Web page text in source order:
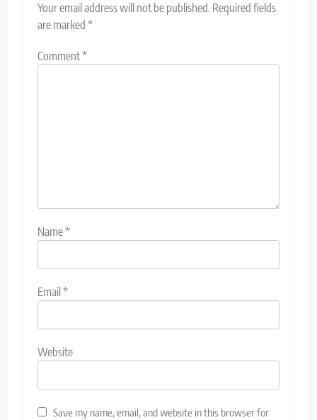
Your email address will not be published. Required fields
are marked *
Comment*
Name*
Email *
Website
Save my name, email, and website in this browser for